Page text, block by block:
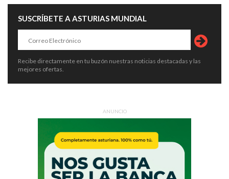
SUSCRÍBETE A ASTURIAS MUNDIAL
Recibe directamente en tu buzón nuestras noticias destacadas y las
mejores ofertas.
ANUNCIO